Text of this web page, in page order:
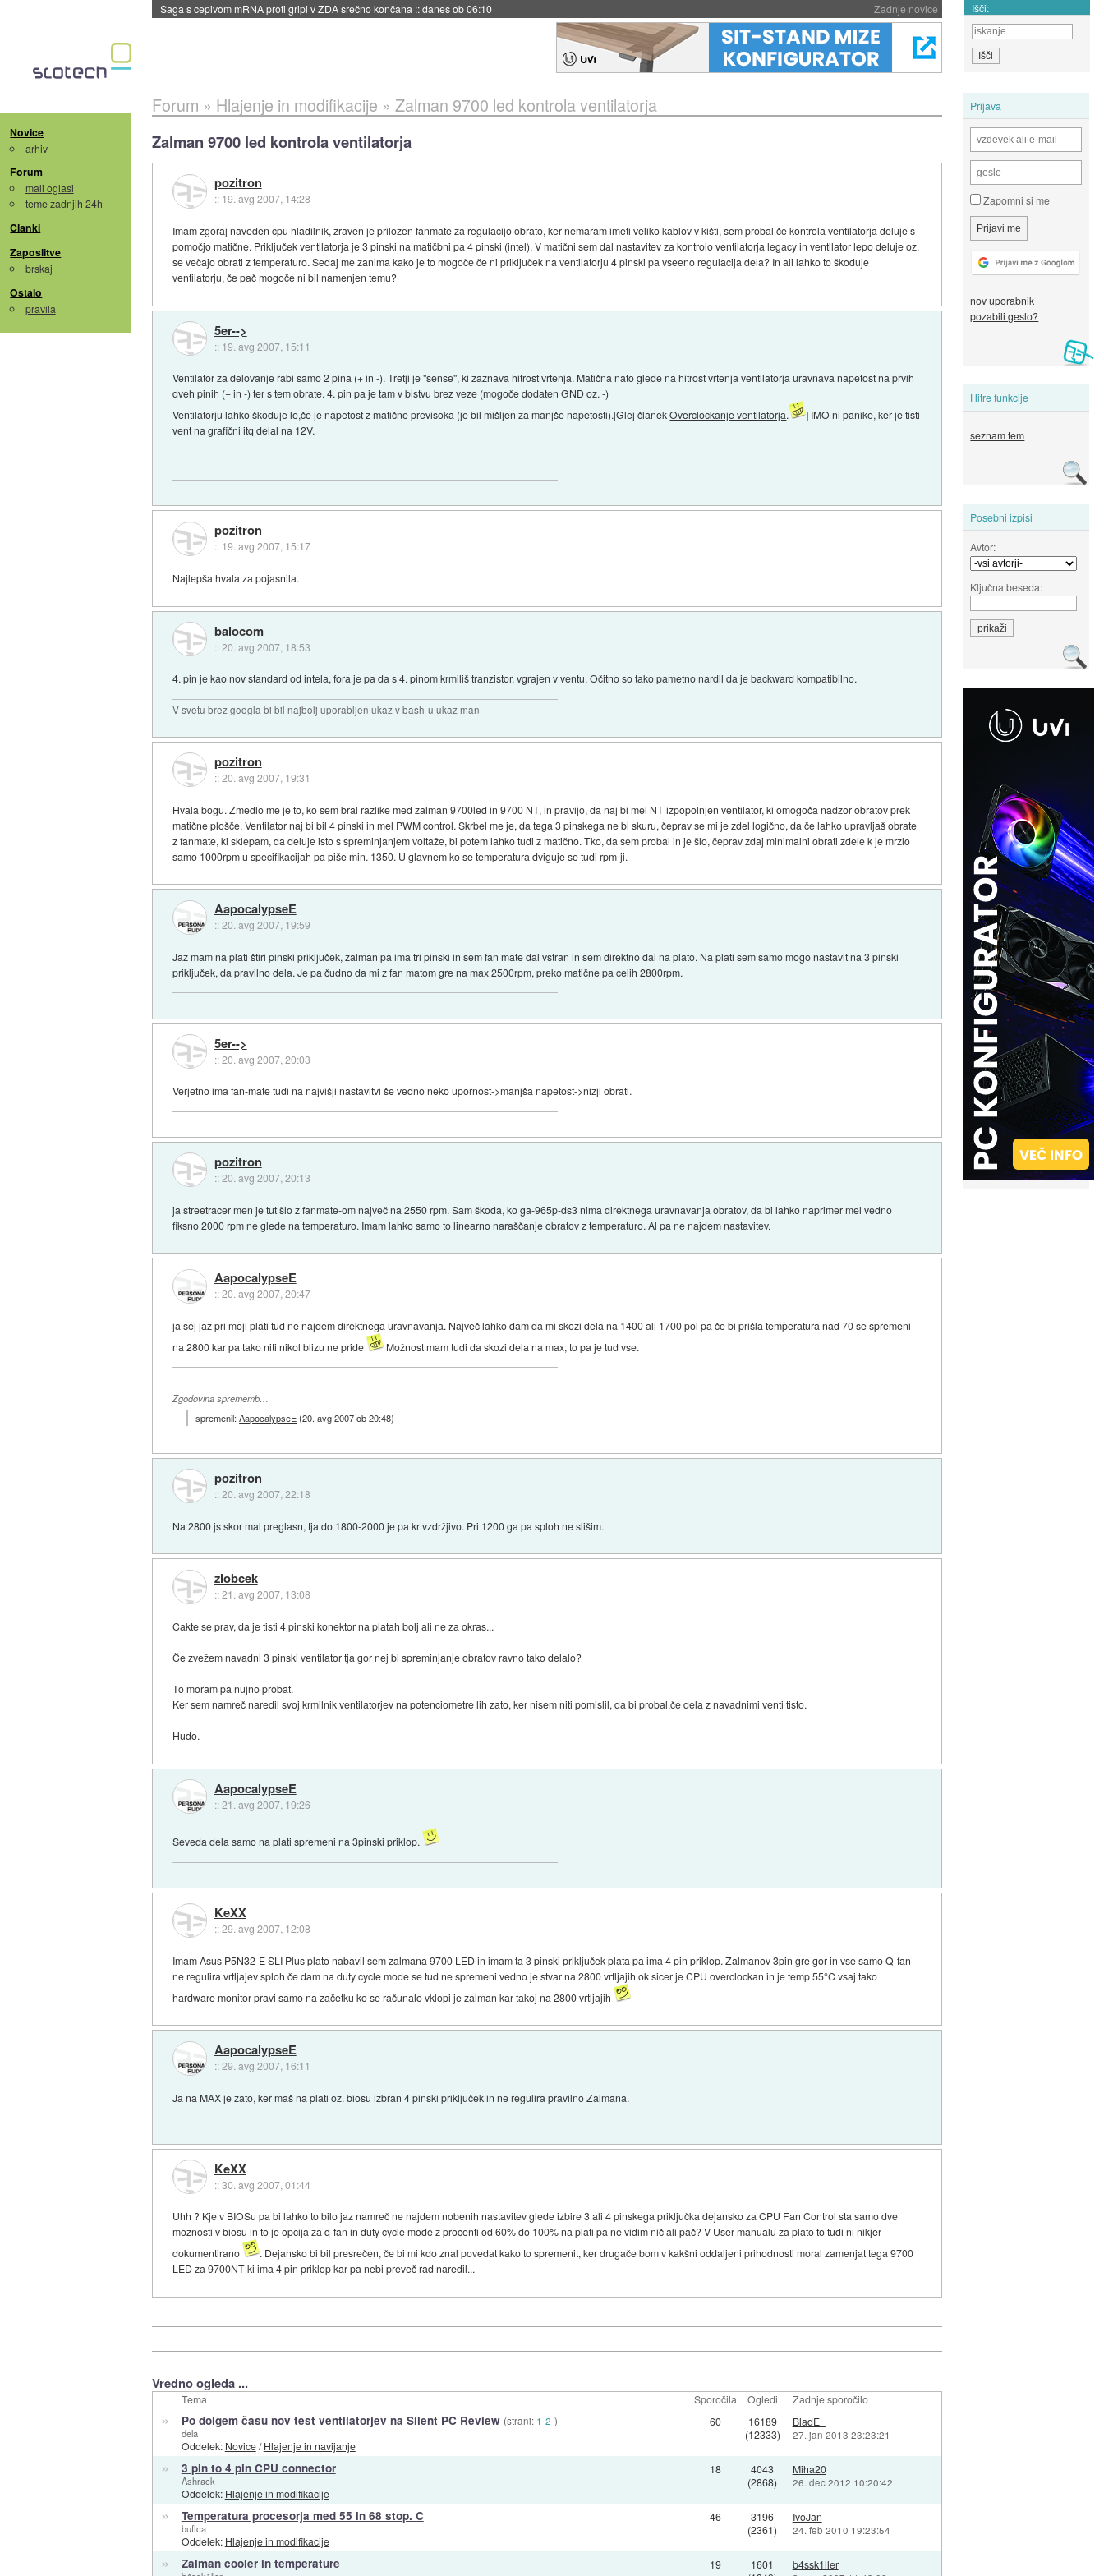
Zadnje novice
Saga s cepivom mRNA proti gripi v ZDA srečno končana ::danes ob 06:10 Išči:
Novice
arhiv
Forum
mali oglasi
teme zadnjih 24h
Članki
Zaposlitve
brskaj
Ostalo
pravila
Prijava
Zapomni si me
nov uporabnik
pozabili geslo?
Hitre funkcije
seznam tem
Posebni izpisi
Avtor:
Ključna beseda:
Forum » Hlajenje in modifikacije » Zalman 9700 led kontrola ventilatorja
Zalman 9700 led kontrola ventilatorja
pozitron
:: 19. avg 2007, 14:28
Imam zgoraj naveden cpu hladilnik, zraven je priložen fanmate za regulacijo obrato, ker nemaram imeti veliko kablov v kišti, sem probal če kontrola ventilatorja deluje s
pomočjo matične. Priključek ventilatorja je 3 pinski na matičbni pa 4 pinski (intel). V matični sem dal nastavitev za kontrolo ventilatorja legacy in ventilator lepo deluje oz.
se večajo obrati z temperaturo. Sedaj me zanima kako je to mogoče če ni priključek na ventilatorju 4 pinski pa vseeno regulacija dela? In ali lahko to škoduje
ventilatorju, če pač mogoče ni bil namenjen temu?
5er-->
:: 19. avg 2007, 15:11
Ventilator za delovanje rabi samo 2 pina (+ in -). Tretji je "sense", ki zaznava hitrost vrtenja. Matična nato glede na hitrost vrtenja ventilatorja uravnava napetost na prvih
dveh pinih (+ in -) ter s tem obrate. 4. pin pa je tam v bistvu brez veze (mogoče dodaten GND oz. -)
Ventilatorju lahko škoduje le,če je napetost z matične previsoka (je bil mišljen za manjše napetosti).[Glej članekOverclockanje ventilatorja.
] IMO ni panike, ker je tisti
vent na grafični itq delal na 12V.
pozitron
:: 19. avg 2007, 15:17
Najlepša hvala za pojasnila.
balocom
::20. avg 2007, 18:53
4. pin je kao nov standard od intela, fora je pa da s 4. pinom krmiliš tranzistor, vgrajen v ventu. Očitno so tako pametno nardil da je backward kompatibilno.
V svetu brez googla bi bil najbolj uporabljen ukaz v bash-u ukaz man
pozitron
::20. avg 2007, 19:31
Hvala bogu. Zmedlo me je to, ko sem bral razlike med zalman 9700led in 9700 NT, in pravijo, da naj bi mel NT izpopolnjen ventilator, ki omogoča nadzor obratov prek
matične plošče, Ventilator naj bi bil 4 pinski in mel PWM control. Skrbel me je, da tega 3 pinskega ne bi skuru, čeprav se mi je zdel logično, da če lahko upravljaš obrate
z fanmate, ki sklepam, da deluje isto s spreminjanjem voltaže, bi potem lahko tudi z matično. Tko, da sem probal in je šlo, čeprav zdaj minimalni obrati zdele k je mrzlo
samo 1000rpm u specifikacijah pa piše min. 1350. U glavnem ko se temperatura dviguje se tudi rpm-ji.
AapocalypseE
::20. avg 2007, 19:59
Jaz mam na plati štiri pinski priključek, zalman pa ima tri pinski in sem fan mate dal vstran in sem direktno dal na plato. Na plati sem samo mogo nastavit na 3 pinski
priključek, da pravilno dela. Je pa čudno da mi z fan matom gre na max 2500rpm, preko matične pa celih 2800rpm.
5er-->
::20. avg 2007, 20:03
Verjetno ima fan-mate tudi na najvišji nastavitvi še vedno neko upornost->manjša napetost->nižji obrati.
pozitron
::20. avg 2007, 20:13
ja streetracer men je tut šlo z fanmate-om največ na 2550 rpm. Sam škoda, ko ga-965p-ds3 nima direktnega uravnavanja obratov, da bi lahko naprimer mel vedno
fiksno 2000 rpm ne glede na temperaturo. Imam lahko samo to linearno naraščanje obratov z temperaturo. Al pa ne najdem nastavitev.
AapocalypseE
::20. avg 2007, 20:47
ja sej jaz pri moji plati tud ne najdem direktnega uravnavanja. Največ lahko dam da mi skozi dela na 1400 ali 1700 pol pa če bi prišla temperatura nad 70 se spremeni
na 2800 kar pa tako niti nikol blizu ne pride
Možnost mam tudi da skozi dela na max, to pa je tud vse.
Zgodovina sprememb…
spremenil:AapocalypseE(20. avg 2007 ob 20:48)
pozitron
::20. avg 2007, 22:18
Na 2800 js skor mal preglasn, tja do 1800-2000 je pa kr vzdržjivo. Pri 1200 ga pa sploh ne slišim.
zlobcek
::21. avg 2007, 13:08
Cakte se prav, da je tisti 4 pinski konektor na platah bolj ali ne za okras...
Če zvežem navadni 3 pinski ventilator tja gor nej bi spreminjanje obratov ravno tako delalo?
To moram pa nujno probat.
Ker sem namreč naredil svoj krmilnik ventilatorjev na potenciometre lih zato, ker nisem niti pomislil, da bi probal,če dela z navadnimi venti tisto.
Hudo.
AapocalypseE
::21. avg 2007, 19:26
Seveda dela samo na plati spremeni na 3pinski priklop.
KeXX
::29. avg 2007, 12:08
Imam Asus P5N32-E SLI Plus plato nabavil sem zalmana 9700 LED in imam ta 3 pinski priključek plata pa ima 4 pin priklop. Zalmanov 3pin gre gor in vse samo Q-fan
ne regulira vrtljajev sploh če dam na duty cycle mode se tud ne spremeni vedno je stvar na 2800 vrtljajih ok sicer je CPU overclockan in je temp 55°C vsaj tako
hardware monitor pravi samo na začetku ko se računalo vklopi je zalman kar takoj na 2800 vrtljajih
AapocalypseE
::29. avg 2007, 16:11
Ja na MAX je zato, ker maš na plati oz. biosu izbran 4 pinski priključek in ne regulira pravilno Zalmana.
KeXX
::30. avg 2007, 01:44
Uhh ? Kje v BIOSu pa bi lahko to bilo jaz namreč ne najdem nobenih nastavitev glede izbire 3 ali 4 pinskega priključka dejansko za CPU Fan Control sta samo dve
možnosti v biosu in to je opcija za q-fan in duty cycle mode z procenti od 60% do 100% na plati pa ne vidim nič ali pač? V User manualu za plato to tudi ni nikjer
dokumentirano
. Dejansko bi bil presrečen, če bi mi kdo znal povedat kako to spremenit, ker drugače bom v kakšni oddaljeni prihodnosti moral zamenjat tega 9700
LED za 9700NT ki ima 4 pin priklop kar pa nebi preveč rad naredil...
Vredno ogleda ...
Tema Sporočila Ogledi Zadnje sporočilo
» Po dolgem času nov test ventilatorjev na Silent PC Review (strani: 1 2 )
dela
Oddelek: Novice/Hlajenje in navijanje
60
16189
(12333)
BladE_
27. jan 2013 23:23:21
» 3 pin to 4 pin CPU connector
Ashrack
Oddelek: Hlajenje in modifikacije
18
4043
(2868)
Miha20
26. dec 2012 10:20:42
» Temperatura procesorja med 55 in 68 stop. C
buflca
Oddelek: Hlajenje in modifikacije
46
3196
(2361)
IvoJan
24. feb 2010 19:23:54
» Zalman cooler in temperature 19
1601
b4ssk1ller